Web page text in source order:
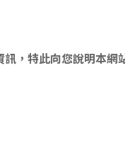
，特此向您說明本